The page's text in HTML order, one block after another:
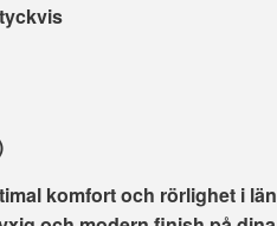
komfort och rörlighet i